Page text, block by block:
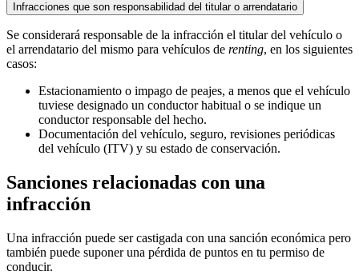
Infracciones que son responsabilidad del titular o arrendatario
Se considerará responsable de la infracción el titular del vehículo o
el arrendatario del mismo para vehículos de renting, en los siguientes
casos:
Estacionamiento o impago de peajes, a menos que el vehículo
tuviese designado un conductor habitual o se indique un
conductor responsable del hecho.
Documentación del vehículo, seguro, revisiones periódicas
del vehículo (ITV) y su estado de conservación.
Sanciones relacionadas con una
infracción
Una infracción puede ser castigada con una sanción económica pero
también puede suponer una pérdida de puntos en tu permiso de
conducir.